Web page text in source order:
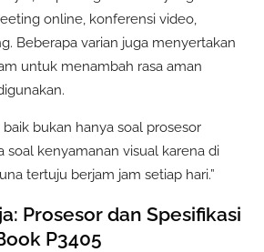
online, konferensi video,
Beberapa varian juga menyertakan
untuk menambah rasa aman
baik bukan hanya soal prosesor
soal kenyamanan visual karena di
tertuju berjam jam setiap hari.”
Prosesor dan Spesifikasi
P3405